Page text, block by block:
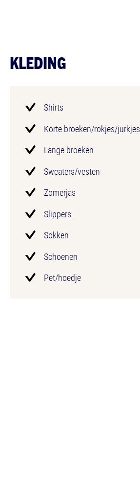
KLEDING
Shirts
Korte broeken/rokjes/jurkjes
Lange broeken
Sweaters/vesten
Zomerjas
Slippers
Sokken
Schoenen
Pet/hoedje